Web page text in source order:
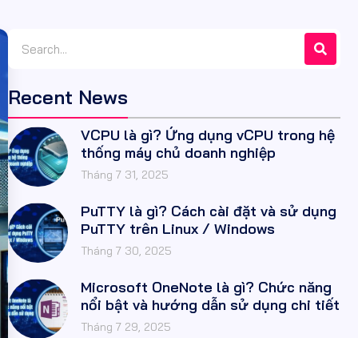
Recent News
VCPU là gì? Ứng dụng vCPU trong hệ
thống máy chủ doanh nghiệp
Tháng 7 31, 2025
PuTTY là gì? Cách cài đặt và sử dụng
PuTTY trên Linux / Windows
Tháng 7 30, 2025
Microsoft OneNote là gì? Chức năng
nổi bật và hướng dẫn sử dụng chi tiết
Tháng 7 29, 2025